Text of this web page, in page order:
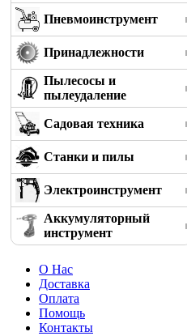
Пневмоинструмент
Принадлежности
Пылесосы и
пылеудаление
Садовая техника
Станки и пилы
Электроинструмент
Аккумуляторный
инструмент
О Нас
Доставка
Оплата
Помощь
Контакты